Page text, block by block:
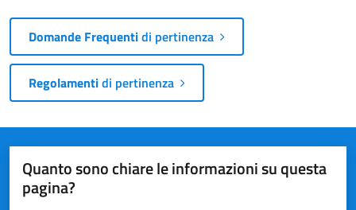
Domande Frequentidi pertinenza
Regolamentidi pertinenza
Quanto sono chiare le informazioni su questa
pagina?